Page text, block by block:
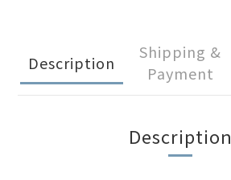
Description
Shipping &
Payment
Description